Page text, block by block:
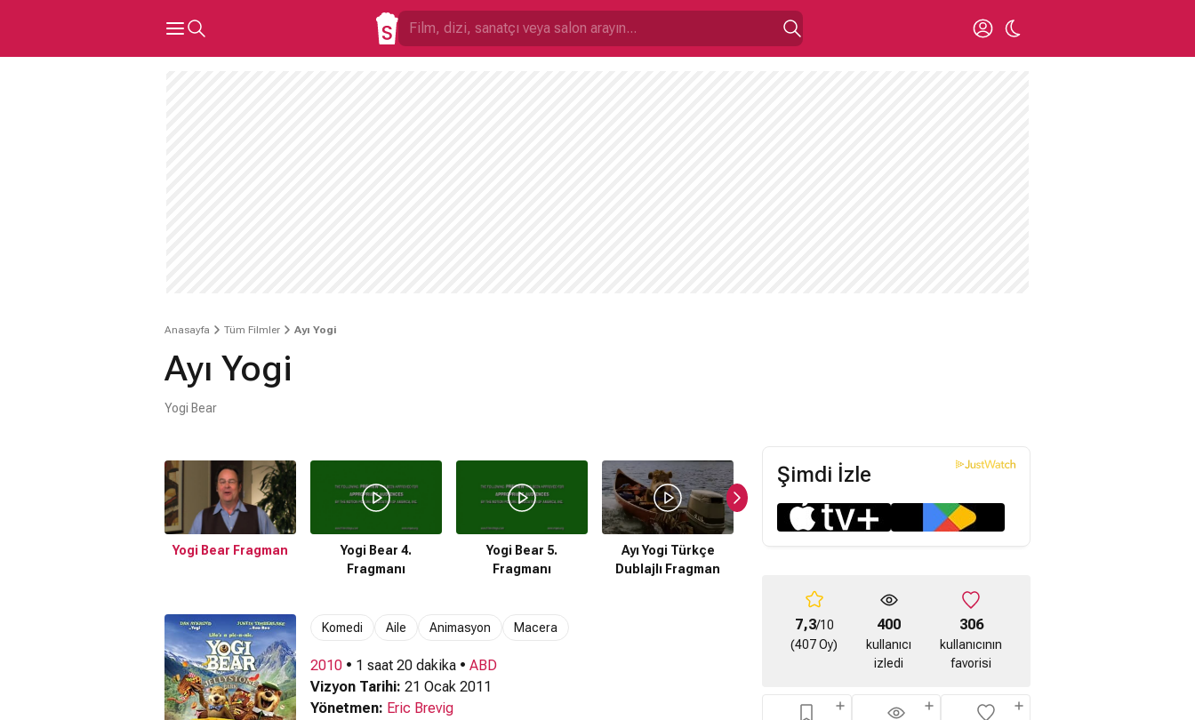
Anasayfa Tüm Filmler Ayı Yogi
Ayı Yogi
Yogi Bear
Yogi Bear Fragman
Yogi Bear 4.
Fragmanı
Yogi Bear 5.
Fragmanı
Ayı Yogi Türkçe
Dublajlı Fragman
Komedi Aile Animasyon Macera
2010 • 1 saat 20 dakika • ABD
Vizyon Tarihi: 21 Ocak 2011
Yönetmen: Eric Brevig
Şimdi İzle
7,3/10
(407 Oy)
400
kullanıcı
izledi
306
kullanıcının
favorisi